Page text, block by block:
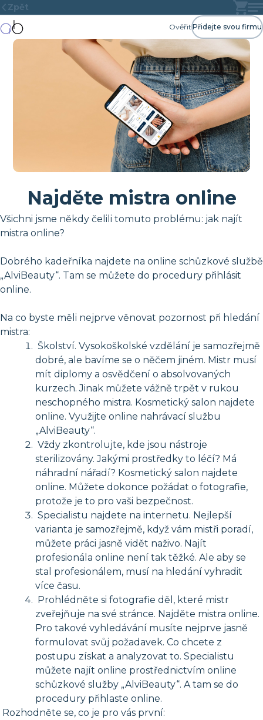
Zpět
Ověřit Přidejte svou firmu
Najděte mistra online
Všichni jsme někdy čelili tomuto problému: jak najít
mistra online?
Dobrého kadeřníka najdete na online schůzkové službě
„AlviBeauty“. Tam se můžete do procedury přihlásit
online.
Na co byste měli nejprve věnovat pozornost při hledání
mistra:
Školství. Vysokoškolské vzdělání je samozřejmě
dobré, ale bavíme se o něčem jiném. Mistr musí
mít diplomy a osvědčení o absolvovaných
kurzech. Jinak můžete vážně trpět v rukou
neschopného mistra. Kosmetický salon najdete
online. Využijte online nahrávací službu
„AlviBeauty“.
Vždy zkontrolujte, kde jsou nástroje
sterilizovány. Jakými prostředky to léčí? Má
náhradní nářadí? Kosmetický salon najdete
online. Můžete dokonce požádat o fotografie,
protože je to pro vaši bezpečnost.
Specialistu najdete na internetu. Nejlepší
varianta je samozřejmě, když vám mistři poradí,
můžete práci jasně vidět naživo. Najít
profesionála online není tak těžké. Ale aby se
stal profesionálem, musí na hledání vyhradit
více času.
Prohlédněte si fotografie děl, které mistr
zveřejňuje na své stránce. Najděte mistra online.
Pro takové vyhledávání musíte nejprve jasně
formulovat svůj požadavek. Co chcete z
postupu získat a analyzovat to. Specialistu
můžete najít online prostřednictvím online
schůzkové služby „AlviBeauty“. A tam se do
procedury přihlaste online.
Rozhodněte se, co je pro vás první: